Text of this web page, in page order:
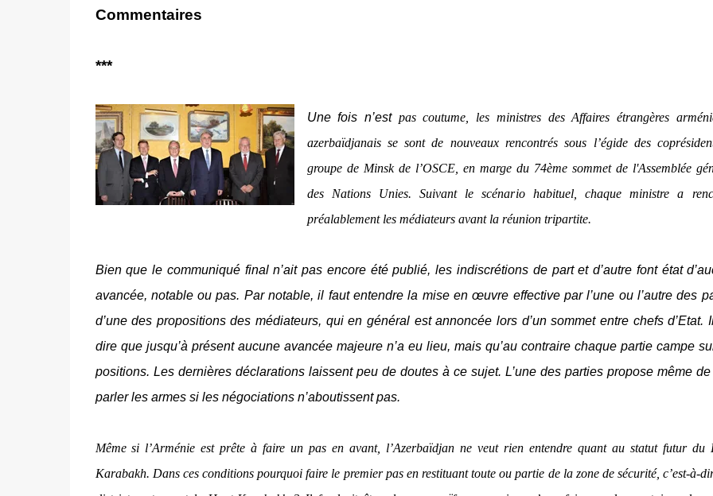
Commentaires
***
Une fois n’estpas coutume, les ministres des Affaires étrangères
azerbaïdjanais se sont de nouveaux rencontrés sous l’égide des
groupe de Minsk de l’OSCE, en marge du 74ème sommet de l'Assemblée
des Nations Unies. Suivant le scénario habituel, chaque ministre a
préalablement les médiateurs avant la réunion tripartite.
Bien que le communiqué final n’ait pas encore été publié, les indiscrétions de part et d’autre font état
avancée, notable ou pas. Par notable, il faut entendre la mise en œuvre effective par l’une ou l’autre des
d’une des propositions des médiateurs, qui en général est annoncée lors d’un sommet entre chefs d’Etat.
dire que jusqu’à présent aucune avancée majeure n’a eu lieu, mais qu’au contraire chaque partie campe
positions. Les dernières déclarations laissent peu de doutes à ce sujet. L’une des parties propose même
parler les armes si les négociations n’aboutissent pas.
Même si l’Arménie est prête à faire un pas en avant, l’Azerbaïdjan ne veut rien entendre quant au statut futur du
Karabakh. Dans ces conditions pourquoi faire le premier pas en restituant toute ou partie de la zone de sécurité, c’est-à-